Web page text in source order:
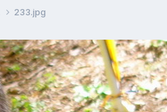
233.jpg